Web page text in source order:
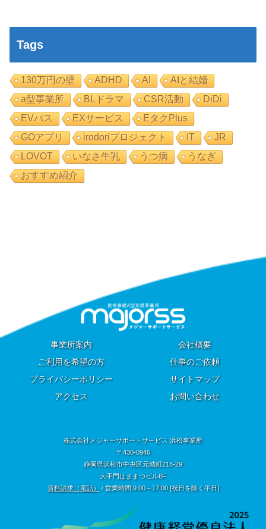
Tags
130万円の壁 ADHD AI
AIと結婚
a型事業所
BLドラマ CSR活動
DiDi
EVバス
EXサービス
EタクPlus
GOアプリ
irodoriプロジェクト IT
JR
LOVOT
いなさ牛乳 うつ病
うなぎ
おすすめ紹介
事業所案内
会社概要
ご利用を希望の方
仕事のご依頼
プライバシーポリシー
サイトマップ
アクセス
お問い合わせ
株式会社メジャーサポートサービス 浜松事業所
〒430-0946
静岡県浜松市中央区元城町218-29
大手門はままつビル6F
資料請求（電話）
/ 営業時間 9:00～17:00 [祝日を除く平日]